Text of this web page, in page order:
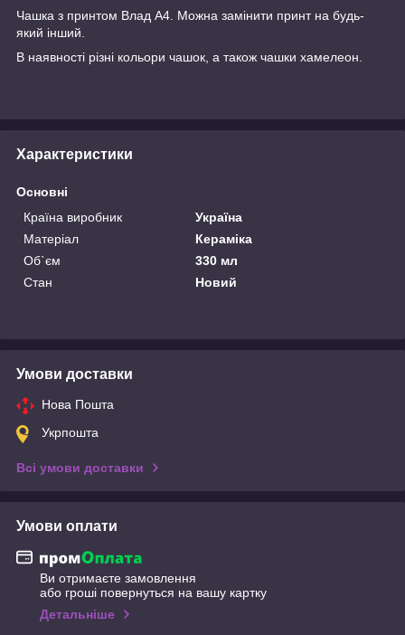
Чашка з принтом Влад А4. Можна замінити принт на будь-
який інший.
В наявності різні кольори чашок, а також чашки хамелеон.
Характеристики
Основні
Країна виробник
Україна
Матеріал
Кераміка
Об`єм
330 мл
Стан
Новий
Умови доставки
Нова Пошта
Укрпошта
Всі умови доставки
Умови оплати
Ви отримаєте замовлення
або гроші повернуться на вашу картку
Детальніше